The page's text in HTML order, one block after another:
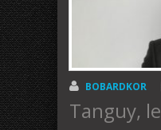
BOBARDKOR
Tanguy,